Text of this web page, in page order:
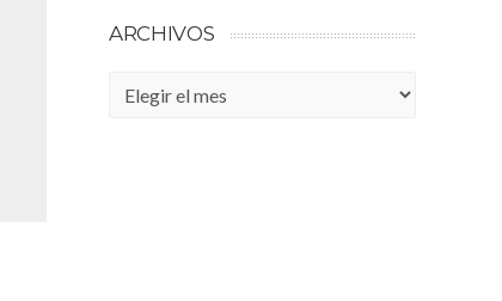
ARCHIVOS
Archivos